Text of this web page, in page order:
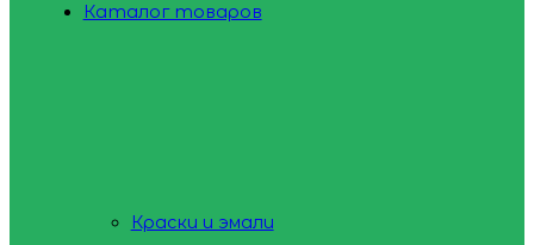
Каталог товаров
Краски и эмали